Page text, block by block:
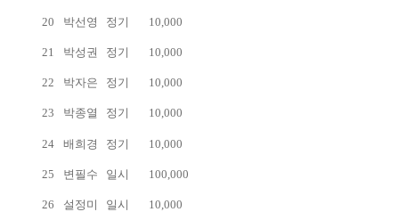
20 박선영 정기 10,000
21 박성권 정기 10,000
22 박자은 정기 10,000
23 박종열 정기 10,000
24 배희경 정기 10,000
25 변필수 일시 100,000
26 설정미 일시 10,000